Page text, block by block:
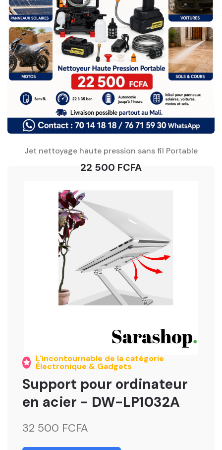
Jet nettoyage haute pression sans fil Portable
22 500 FCFA
L'incontournable de la catégorie
Électronique & Gadgets
Support pour ordinateur
en acier - DW-LP1032A
32 500 FCFA